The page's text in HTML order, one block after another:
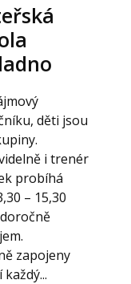
děti jsou
i trenér
probíhá
– 15,30
zapojeny